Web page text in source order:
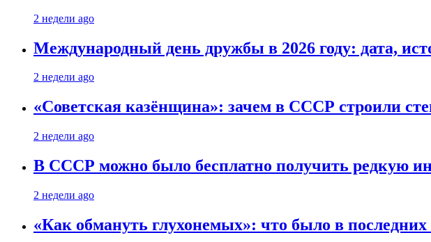
2 недели ago
Международный день дружбы в 2026 году: дата,
2 недели ago
«Советская казёнщина»: зачем в СССР строили
2 недели ago
В СССР можно было бесплатно получить редкую
2 недели ago
«Как обмануть глухонемых»: что было в